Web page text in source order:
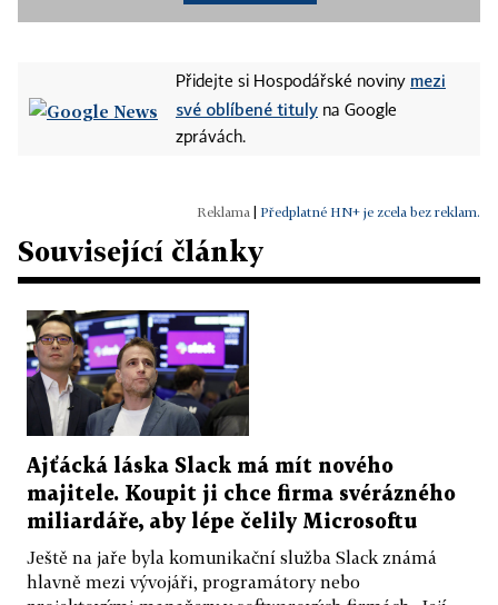
Přidejte si Hospodářské noviny mezi
své oblíbené tituly na Google
zprávách.
Předplatné HN+ je zcela bez reklam.
Související články
Ajťácká láska Slack má mít nového
majitele. Koupit ji chce firma svérázného
miliardáře, aby lépe čelily Microsoftu
Ještě na jaře byla komunikační služba Slack známá
hlavně mezi vývojáři, programátory nebo